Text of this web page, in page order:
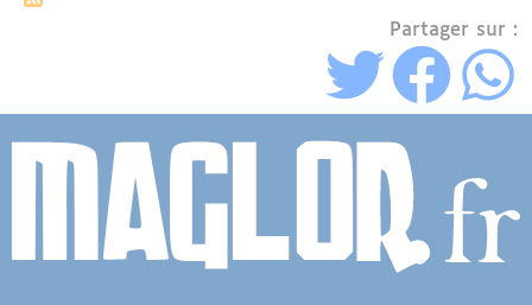
Partager sur :